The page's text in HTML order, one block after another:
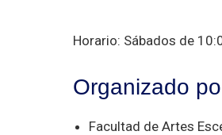
Horario: Sábados de
Organizado
Facultad de Artes